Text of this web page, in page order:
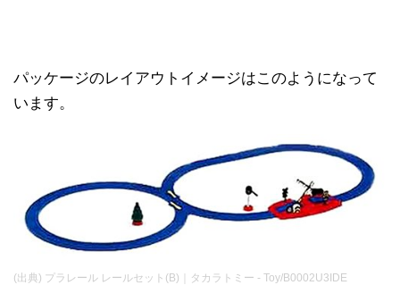
パッケージのレイアウトイメージはこのようになって
います。
(出典) プラレール レールセット(B)｜タカラトミー - Toy/B0002U3IDE